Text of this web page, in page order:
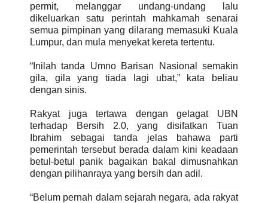
permit, melanggar undang-undang lalu
dikeluarkan satu perintah mahkamah senarai
semua pimpinan yang dilarang memasuki Kuala
Lumpur, dan mula menyekat kereta tertentu.
“Inilah tanda Umno Barisan Nasional semakin
gila, gila yang tiada lagi ubat,” kata beliau
dengan sinis.
Rakyat juga tertawa dengan gelagat UBN
terhadap Bersih 2.0, yang disifatkan Tuan
Ibrahim sebagai tanda jelas bahawa parti
pemerintah tersebut berada dalam kini keadaan
betul-betul panik bagaikan bakal dimusnahkan
dengan pilihanraya yang bersih dan adil.
“Belum pernah dalam sejarah negara, ada rakyat